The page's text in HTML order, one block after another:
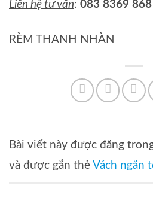
Liên hệ tư vấn: 083 8369
RÈM THANH NHÀN
Bài viết này được đăng
và được gắn thẻ Vách ngăn